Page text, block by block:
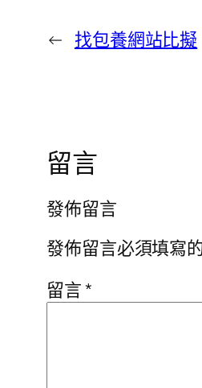
← 找包養網站比擬
留言
發佈留言
發佈留言必須填寫
留言*